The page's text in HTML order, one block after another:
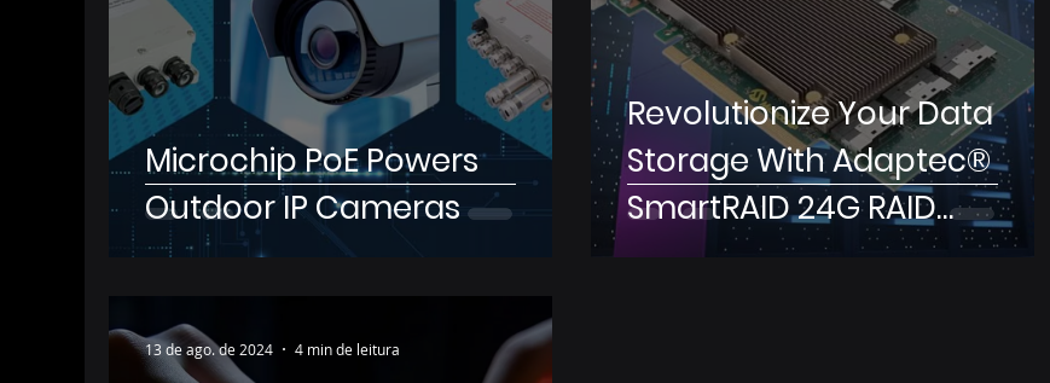
Microchip PoE Powers
Outdoor IP Cameras
Revolutionize Your Data
Storage With Adaptec®
SmartRAID 24G RAID
Adapters
13 de ago. de 2024 4 min de leitura